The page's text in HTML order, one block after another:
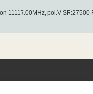
11117.00MHz, pol.V SR:27500